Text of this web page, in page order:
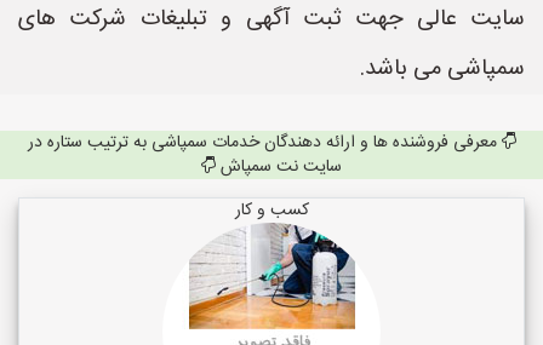
سایت عالی جهت ثبت آگهی و تبلیغات شرکت های
سمپاشی می باشد.
معرفی فروشنده ها و ارائه دهندگان خدمات سمپاشی به ترتیب ستاره در
سایت نت سمپاش
کسب و کار